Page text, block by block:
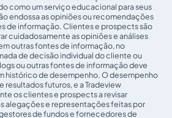
como um serviço educacional para seus
endossa as opiniões ou recomendações
de informação. Clientes e prospects são
cuidadosamente as opiniões e análises
outras fontes de informação, no
de decisão individual do cliente ou
ou outras fontes de informação deve
histórico de desempenho. O desempenho
resultados futuros, e a Tradeview
os clientes e prospects a revisar
alegações e representações feitas por
de fundos e fornecedores de